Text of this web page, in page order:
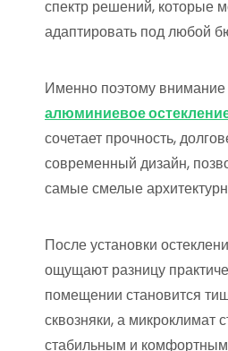
спектр решений, которые
адаптировать под любой
Именно поэтому внимание
алюминиевое
сочетает прочность,
современный дизайн,
самые смелые
После установки
ощущают разницу
помещении становится
сквозняки, а микроклимат
стабильным и